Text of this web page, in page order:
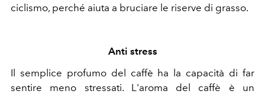
ciclismo, perché aiuta a bruciare le riserve di grasso.
Anti stress
Il semplice profumo del caffè ha la capacità di far
sentire meno stressati. L'aroma del caffè è un